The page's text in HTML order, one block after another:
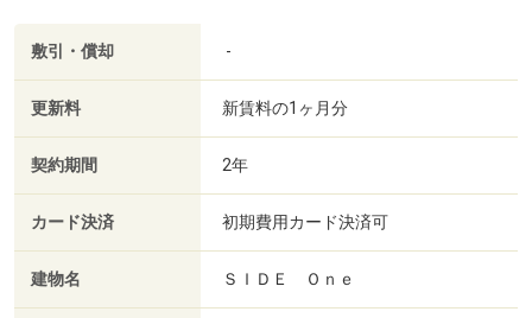
敷引・償却 -
更新料 新賃料の1ヶ月分
契約期間 2年
カード決済 初期費用カード決済可
建物名 ＳＩＤＥ Ｏｎｅ